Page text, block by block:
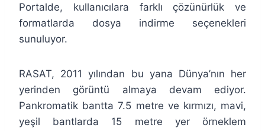
Portalde, kullanıcılara farklı çözünürlük ve
formatlarda dosya indirme seçenekleri
sunuluyor.
RASAT, 2011 yılından bu yana Dünya’nın her
yerinden görüntü almaya devam ediyor.
Pankromatik bantta 7.5 metre ve kırmızı, mavi,
yeşil bantlarda 15 metre yer örneklem